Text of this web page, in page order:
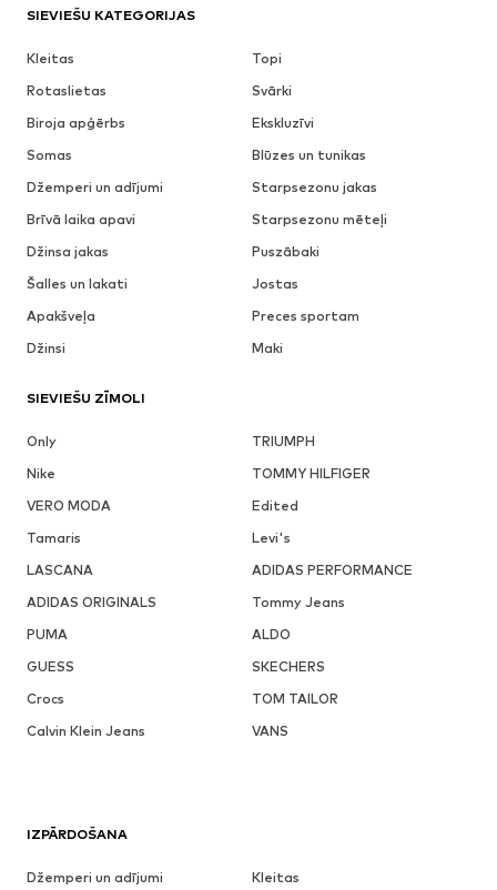
SIEVIEŠU KATEGORIJAS
Kleitas
Topi
Rotaslietas
Svārki
Biroja apģērbs
Ekskluzīvi
Somas
Blūzes un tunikas
Džemperi un adījumi
Starpsezonu jakas
Brīvā laika apavi
Starpsezonu mēteļi
Džinsa jakas
Puszābaki
Šalles un lakati
Jostas
Apakšveļa
Preces sportam
Džinsi
Maki
SIEVIEŠU ZĪMOLI
Only
TRIUMPH
Nike
TOMMY HILFIGER
VERO MODA
Edited
Tamaris
Levi's
LASCANA
ADIDAS PERFORMANCE
ADIDAS ORIGINALS
Tommy Jeans
PUMA
ALDO
GUESS
SKECHERS
Crocs
TOM TAILOR
Calvin Klein Jeans
VANS
IZPĀRDOŠANA
Džemperi un adījumi
Kleitas